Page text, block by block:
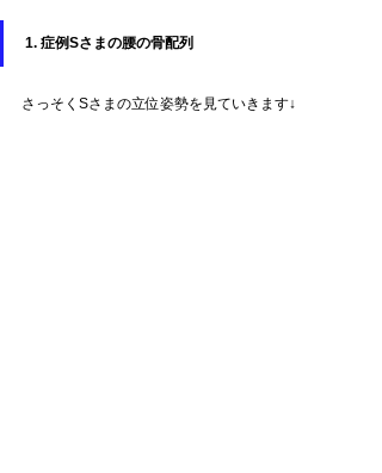
1. 症例Sさまの腰の骨配列
さっそくSさまの立位姿勢を見ていきます↓